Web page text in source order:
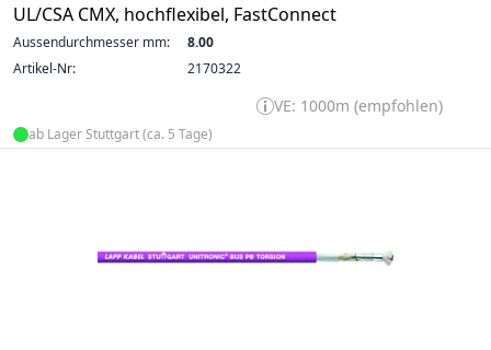
UL/CSA CMX, hochflexibel, FastConnect
Aussendurchmesser mm:
8.00
Artikel-Nr:
2170322
VE: 1000m (empfohlen)
ab Lager Stuttgart (ca. 5 Tage)